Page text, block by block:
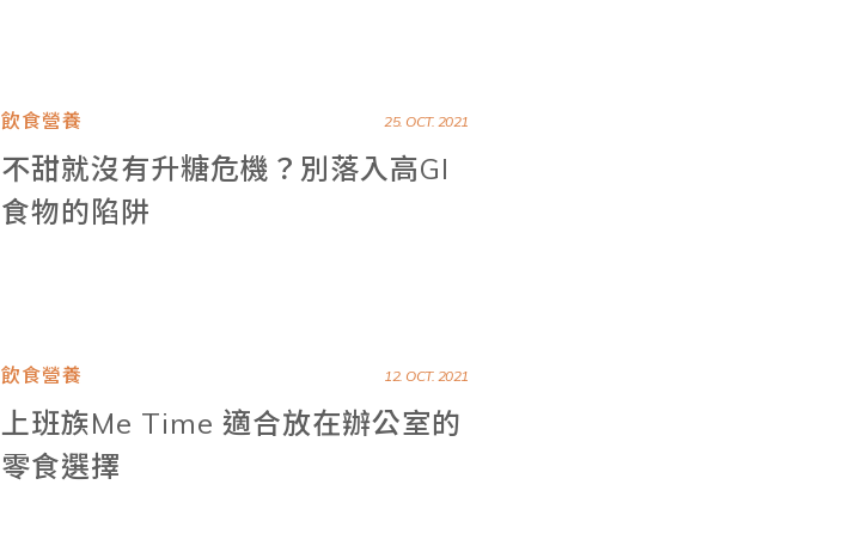
飲食營養 25. OCT. 2021
不甜就沒有升糖危機？別落入高GI
食物的陷阱
飲食營養 12. OCT. 2021
上班族Me Time 適合放在辦公室的
零食選擇